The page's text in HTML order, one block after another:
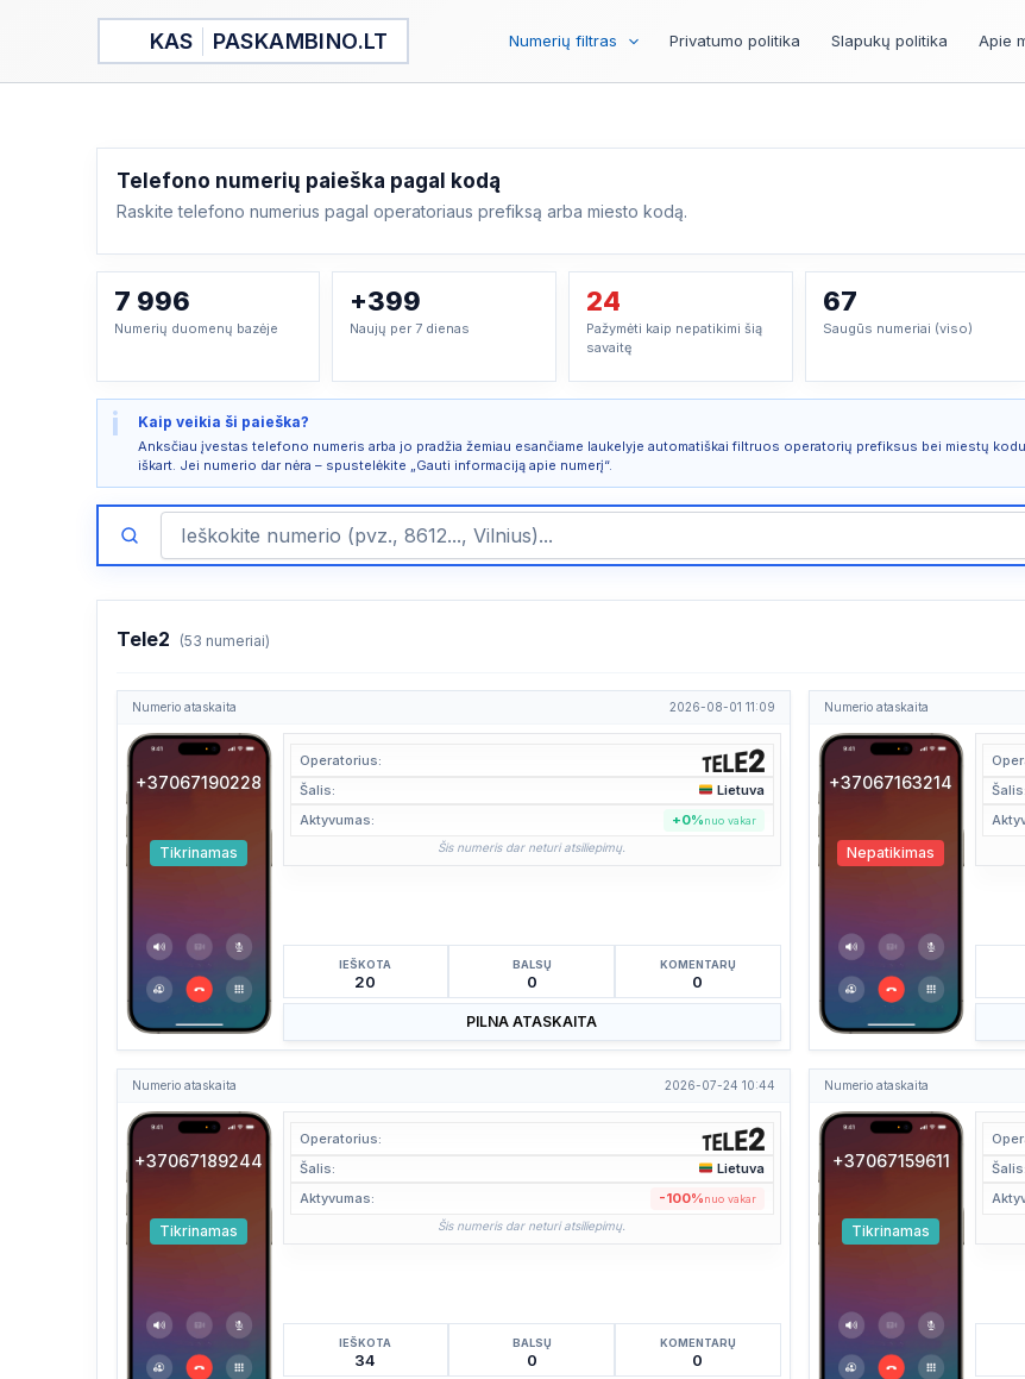
KAS PASKAMBINO.LT Numerių filtras Privatumo politika Slapukų politika Apie
Telefono numerių paieška pagal kodą
Raskite telefono numerius pagal operatoriaus prefiksą arba miesto kodą.
7 996
Numerių duomenų bazėje
+399
Naujų per 7 dienas
24
Pažymėti kaip nepatikimi šią
savaitę
67
Saugūs numeriai (viso)
i Kaip veikia ši paieška?
Anksčiau įvestas telefono numeris arba jo pradžia žemiau esančiame laukelyje automatiškai filtruos operatorių prefiksus bei miestų
iškart. Jei numerio dar nėra – spustelėkite „Gauti informaciją apie numerį“.
Tele2 (53 numeriai)
Numerio ataskaita 2026-08-01 11:09
+37067190228
Tikrinamas
Operatorius:
Šalis:
Lietuva
Aktyvumas:
+0%nuo vakar
Šis numeris dar neturi atsiliepimų.
IEŠKOTA
20
BALSŲ
0
KOMENTARŲ
0
PILNA ATASKAITA
Numerio ataskaita
+37067163214
Nepatikimas
Šalis:
Numerio ataskaita 2026-07-24 10:44
+37067189244
Tikrinamas
Operatorius:
Šalis:
Lietuva
Aktyvumas:
-100%nuo vakar
Šis numeris dar neturi atsiliepimų.
IEŠKOTA
34
BALSŲ
0
KOMENTARŲ
0
Numerio ataskaita
+37067159611
Tikrinamas
Šalis: